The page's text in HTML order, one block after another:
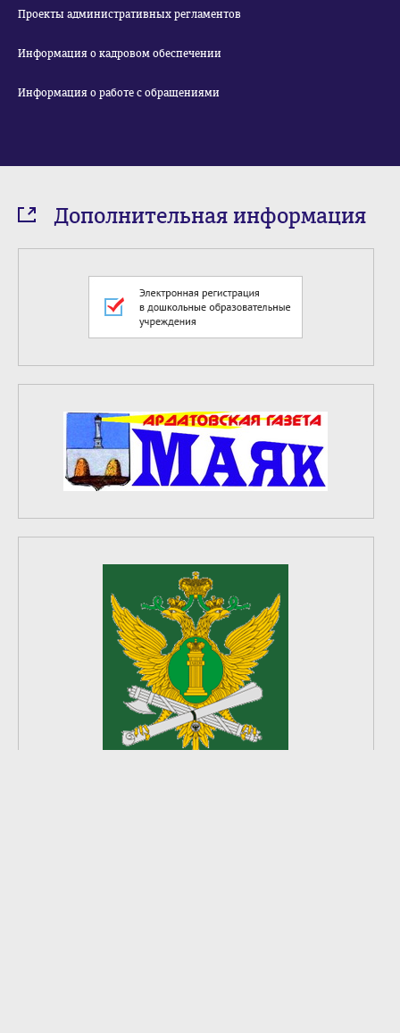
Проекты административных регламентов
Информация о кадровом обеспечении
Информация о работе с обращениями
Дополнительная информация